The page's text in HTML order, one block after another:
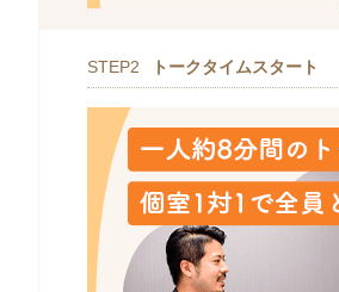
STEP2 トークタイムスタート